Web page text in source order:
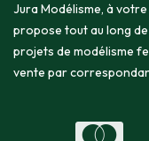
Jura Modélisme, à
propose tout au long
projets de modélisme
vente par